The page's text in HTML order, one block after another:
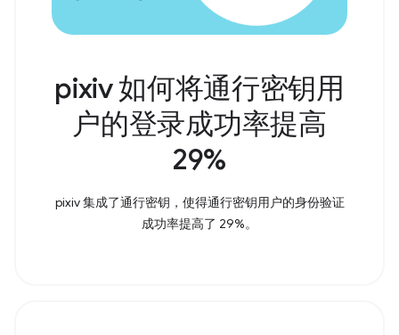
pixiv 如何将通行密钥用
户的登录成功率提高
29%
pixiv 集成了通行密钥，使得通行密钥用户的身份验证
成功率提高了 29%。